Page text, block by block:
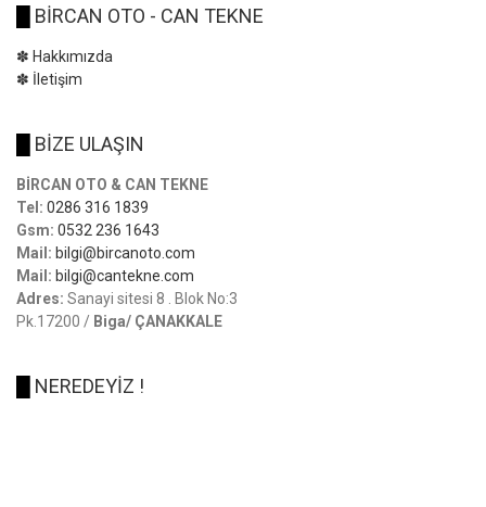
BİRCAN OTO - CAN TEKNE
✽ Hakkımızda
✽ İletişim
BİZE ULAŞIN
BİRCAN OTO & CAN TEKNE
Tel: 0286 316 1839
Gsm: 0532 236 1643
Mail: bilgi@bircanoto.com
Mail: bilgi@cantekne.com
Adres: Sanayi sitesi 8 . Blok No:3
Pk.17200 / Biga/ ÇANAKKALE
NEREDEYİZ !